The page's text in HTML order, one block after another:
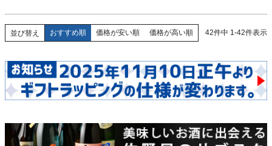
並び替え おすすめ順 価格が安い順 価格が高い順 42件中 1-42件表示